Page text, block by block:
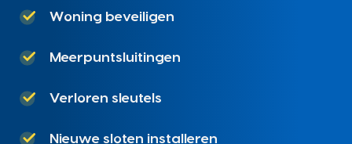
Woning beveiligen
Meerpuntsluitingen
Verloren sleutels
Nieuwe sloten installeren